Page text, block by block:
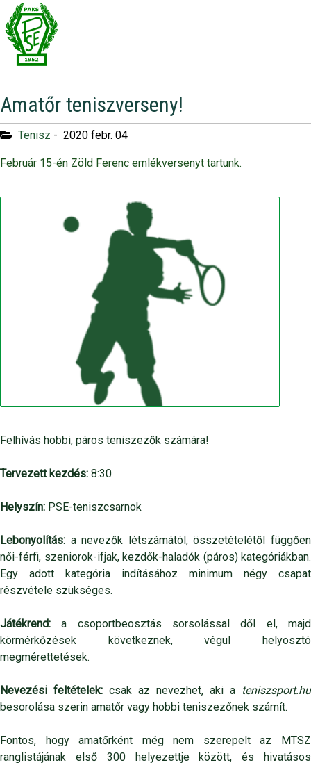
Amatőr teniszverseny!
Tenisz - 2020 febr. 04
Február 15-én Zöld Ferenc emlékversenyt tartunk.
Felhívás hobbi, páros teniszezők számára!
Tervezett kezdés: 8:30
Helyszín: PSE-teniszcsarnok
Lebonyolítás: a nevezők létszámától, összetételétől függően
női-férfi, szeniorok-ifjak, kezdők-haladók (páros) kategóriákban.
Egy adott kategória indításához minimum négy csapat
részvétele szükséges.
Játékrend:a csoportbeosztás sorsolással dől el, majd
körmérkőzések következnek, végül helyosztó
megmérettetések.
Nevezési feltételek: csak az nevezhet, aki a teniszsport.hu
besorolása szerin amatőr vagy hobbi teniszezőnek számít.
Fontos, hogy amatőrként még nem szerepelt az MTSZ
ranglistájának első 300 helyezettje között, és hivatásos